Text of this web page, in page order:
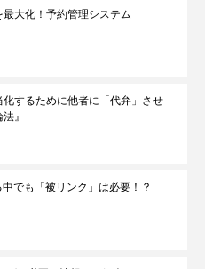
大化！予約管理システム
化するために他者に「代弁」させ
』
でも「被リンク」は必要！？